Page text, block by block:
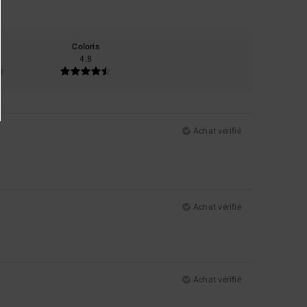
Coloris
4.8
Achat vérifié
Achat vérifié
Achat vérifié